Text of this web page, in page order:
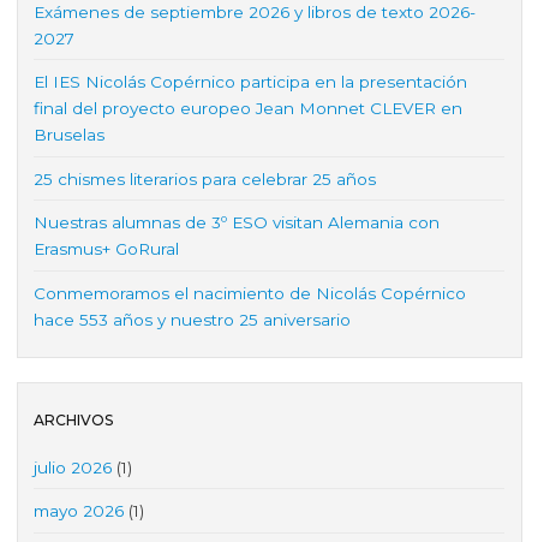
Exámenes de septiembre 2026 y libros de texto 2026-
2027
El IES Nicolás Copérnico participa en la presentación
final del proyecto europeo Jean Monnet CLEVER en
Bruselas
25 chismes literarios para celebrar 25 años
Nuestras alumnas de 3º ESO visitan Alemania con
Erasmus+ GoRural
Conmemoramos el nacimiento de Nicolás Copérnico
hace 553 años y nuestro 25 aniversario
ARCHIVOS
julio 2026 (1)
mayo 2026 (1)